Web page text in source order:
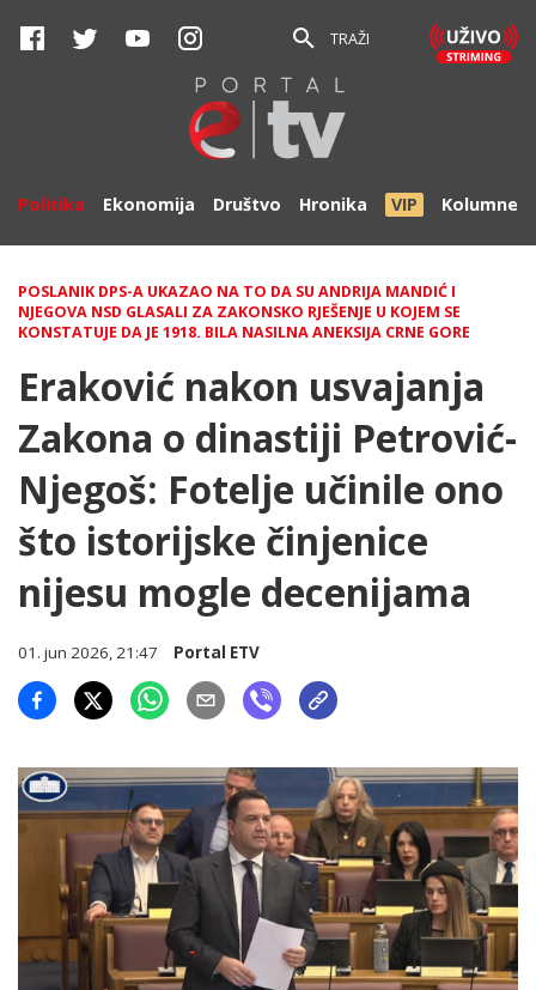
TRAŽI
Politika Ekonomija Društvo Hronika VIP Kolumne
POSLANIK DPS-A UKAZAO NA TO DA SU ANDRIJA MANDIĆ I
NJEGOVA NSD GLASALI ZA ZAKONSKO RJEŠENJE U KOJEM SE
KONSTATUJE DA JE 1918. BILA NASILNA ANEKSIJA CRNE GORE
Eraković nakon usvajanja
Zakona o dinastiji Petrović-
Njegoš: Fotelje učinile ono
što istorijske činjenice
nijesu mogle decenijama
01. jun 2026, 21:47 Portal ETV